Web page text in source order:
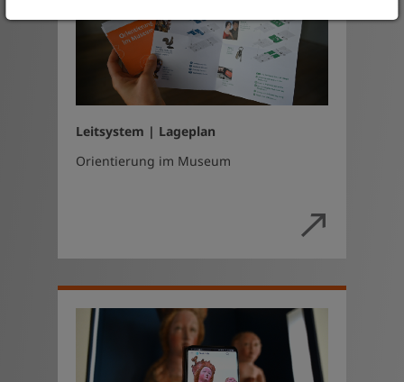
Leitsystem | Lageplan
Orientierung im Museum